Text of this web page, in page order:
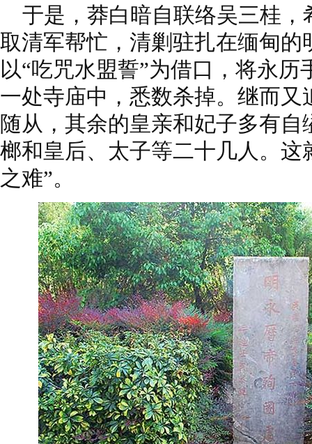
于是，莽白暗自联络吴三桂，
取清军帮忙，清剿驻扎在缅甸的
以“吃咒水盟誓”为借口，将永
一处寺庙中，悉数杀掉。继而
随从，其余的皇亲和妃子多有
榔和皇后、太子等二十几人。这
之难”。